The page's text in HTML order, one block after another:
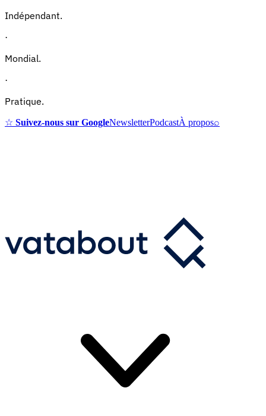
Indépendant.
·
Mondial.
·
Pratique.
☆ Suivez-nous sur GoogleNewsletterPodcastÀ propos⌕